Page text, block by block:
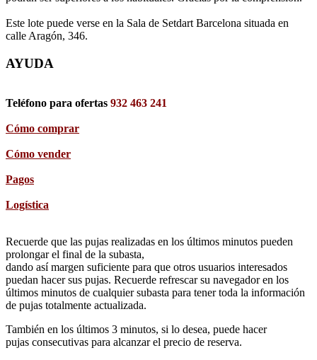
Este lote puede verse en la Sala de Setdart Barcelona situada en
calle Aragón, 346.
AYUDA
Teléfono para ofertas 932 463 241
Cómo comprar
Cómo vender
Pagos
Logística
Recuerde que las pujas realizadas en los últimos minutos pueden
prolongar el final de la subasta,
dando así margen suficiente para que otros usuarios interesados
puedan hacer sus pujas. Recuerde refrescar su navegador en los
últimos minutos de cualquier subasta para tener toda la información
de pujas totalmente actualizada.
También en los últimos 3 minutos, si lo desea, puede hacer
pujas consecutivas para alcanzar el precio de reserva.